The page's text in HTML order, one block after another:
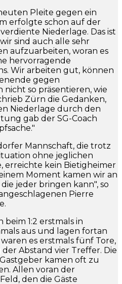
Pleite gegen ein
erfolgte schon auf der
Niederlage. Das ist
sind auch alle sehr
aufzuarbeiten, woran es
hervorragende
Wir arbeiten gut, können
gegen
so präsentieren, wie
Zürn die Gedanken,
Niederlage durch den
gab der SG-Coach
Mannschaft, die trotz
ohne jeglichen
erreichte kein Bietigheimer
Moment kamen wir an
jeder bringen kann", so
Pierre
1:2 erstmals in
aus und lagen fortan
waren es erstmals fünf Tore,
Abstand vier Treffer. Die
kamen oft zu
Allen voran der
den die Gäste